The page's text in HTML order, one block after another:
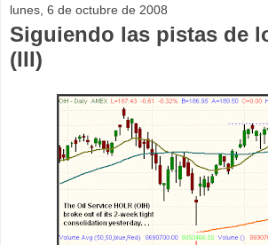
lunes, 6 de octubre de 2008
Siguiendo las pistas de
(III)